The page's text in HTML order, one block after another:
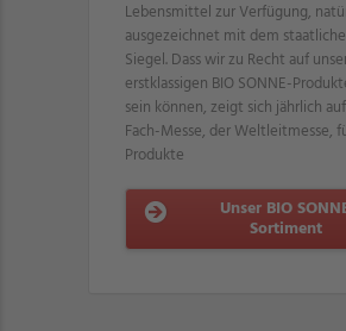
Lebensmittel zur Verfügung,
ausgezeichnet mit dem
Siegel. Dass wir zu Recht auf
erstklassigen BIO SONNE-
sein können, zeigt sich jährlich
Fach-Messe, der Weltleitmesse,
Produkte
Unser BIO
Sortiment